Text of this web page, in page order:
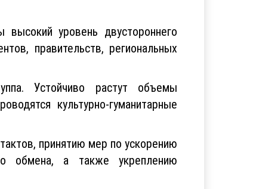
уровень двустороннего
правительств, региональных
Устойчиво растут объемы
культурно-гуманитарные
принятию мер по ускорению
обмена, а также укреплению